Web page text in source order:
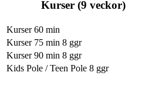
Kurser (9 veckor)
Kurser 60 min
Kurser 75 min 8 ggr
Kurser 90 min 8 ggr
Kids Pole / Teen Pole 8 ggr